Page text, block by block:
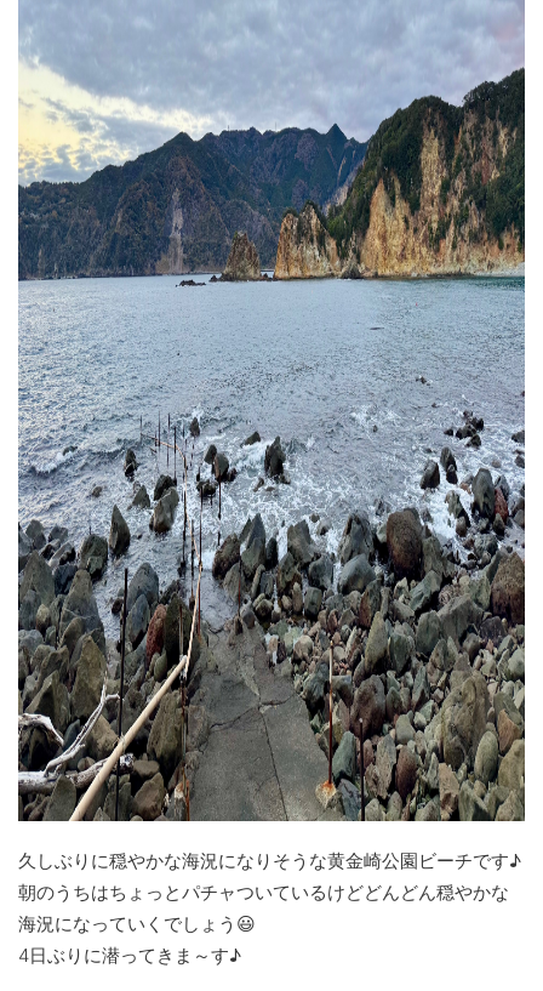
久しぶりに穏やかな海況になりそうな黄金崎公園ビーチです♪
朝のうちはちょっとパチャついているけどどんどん穏やかな
海況になっていくでしょう😃
4日ぶりに潜ってきま～す♪